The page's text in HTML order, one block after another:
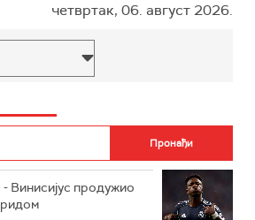
четвртак, 06. август 2026.
Винисијус продужио